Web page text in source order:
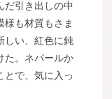
だ引き出しの中
様も材質もさま
しい、紅色に鈍
た。ネパールか
とで、気に入っ